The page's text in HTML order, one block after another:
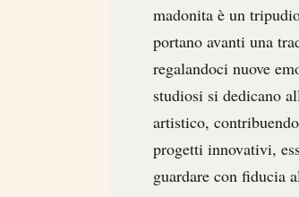
madonita è un
portano avanti una
regalandoci nuove
studiosi si dedicano
artistico,
progetti innovativi,
guardare con fiducia